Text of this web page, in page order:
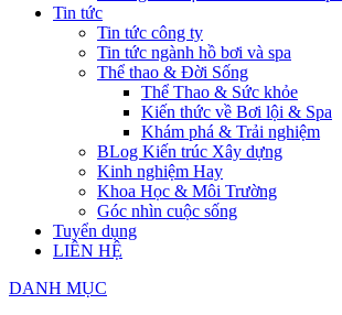
Tin tức
Tin tức công ty
Tin tức ngành hồ bơi và spa
Thể thao & Đời Sống
Thể Thao & Sức khỏe
Kiến thức về Bơi lội & Spa
Khám phá & Trải nghiệm
BLog Kiến trúc Xây dựng
Kinh nghiệm Hay
Khoa Học & Môi Trường
Góc nhìn cuộc sống
Tuyển dụng
LIÊN HỆ
DANH MỤC